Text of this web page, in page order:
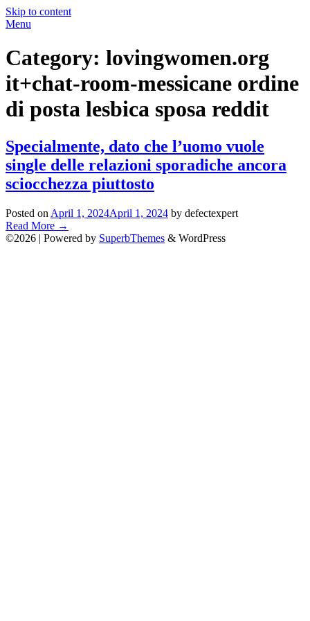
Skip to content
Menu
Category: lovingwomen.org
it+chat-room-messicane ordine
di posta lesbica sposa reddit
Specialmente, dato che l’uomo vuole
single delle relazioni sporadiche ancora
sciocchezza piuttosto
Posted on April 1, 2024April 1, 2024 by defectexpert
Read More →
©2026 | Powered by SuperbThemes & WordPress